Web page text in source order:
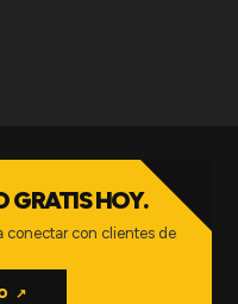
GRATIS HOY.
conectar con clientes de
↗